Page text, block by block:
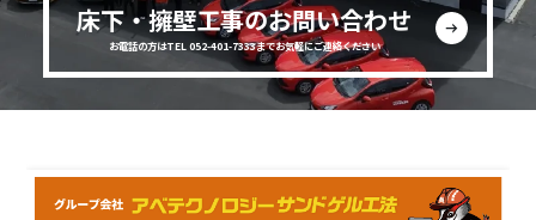
床下・擁壁工事のお問い合わせ
お電話の方はTEL 052-401-7333までお気軽にご連絡ください